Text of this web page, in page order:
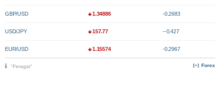
GBP/USD 1.34886 -0.2683
USD/JPY 157.77 --0.427
EUR/USD 1.15574 -0.2967
Forex
"Feragat"